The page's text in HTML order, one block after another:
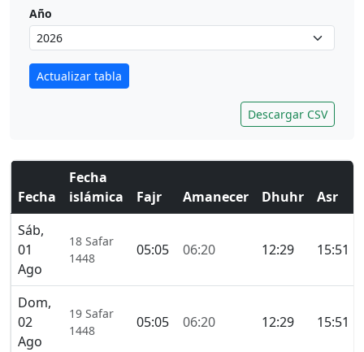
Año
Actualizar tabla
Descargar CSV
Fecha
Fecha
islámica
Fajr Amanecer Dhuhr Asr
Sáb,
01
Ago
18 Safar
1448
05:05 06:20 12:29 15:51
Dom,
02
Ago
19 Safar
1448
05:05 06:20 12:29 15:51